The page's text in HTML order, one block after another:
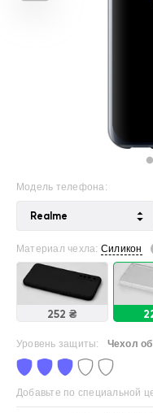
Модель телефона:
Realme
Материал чехла: Силикон
252 ₴
Уровень защиты: Чехол
Добавьте по специальной